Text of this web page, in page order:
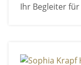
Ihr Begleiter